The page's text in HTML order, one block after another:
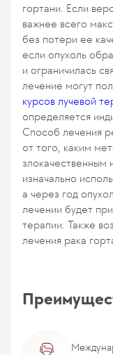
гортани. Если
важнее всего
без потери ее
если опухоль
и ограничилась
лечение могут
курсов лучевой
определяется
Способ лечения
от того, каким
злокачественным
изначально
а через год
лечении будет
терапии. Также
лечения рака